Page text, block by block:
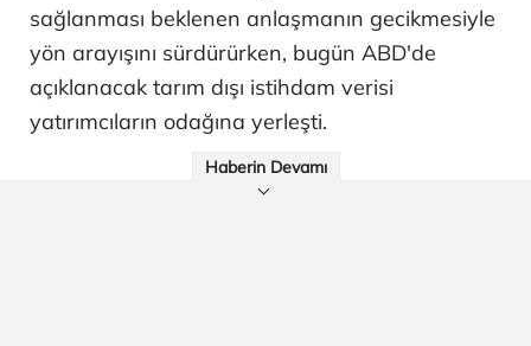
sağlanması beklenen anlaşmanın gecikmesiyle
yön arayışını sürdürürken, bugün ABD'de
açıklanacak tarım dışı istihdam verisi
yatırımcıların odağına yerleşti.
Haberin Devamı